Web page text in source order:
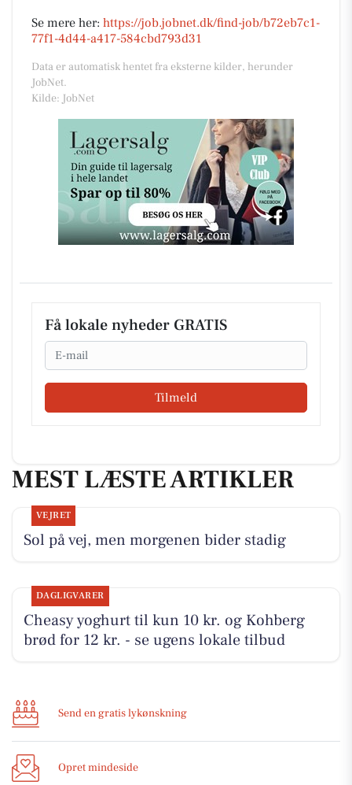
Se mere her: https://job.jobnet.dk/find-job/b72eb7c1-
77f1-4d44-a417-584cbd793d31
Data er automatisk hentet fra eksterne kilder, herunder
JobNet.
Kilde: JobNet
Få lokale nyheder GRATIS
Email
Tilmeld
MEST LÆSTE ARTIKLER
VEJRET
Sol på vej, men morgenen bider stadig
DAGLIGVARER
Cheasy yoghurt til kun 10 kr. og Kohberg
brød for 12 kr. - se ugens lokale tilbud
Send en gratis lykønskning
Opret mindeside